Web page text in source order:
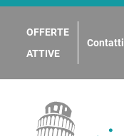
Passa
contenuto
principale
OFFERTE
ATTIVE
Contatti
PisaPharma